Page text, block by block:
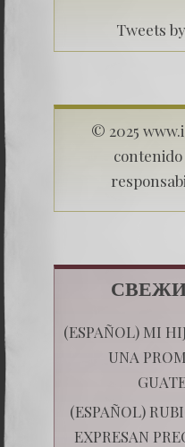
Tweets
© 2025
contenido
(ESPAÑOL) MI
UNA
(ESPAÑOL)
EXPRESAN